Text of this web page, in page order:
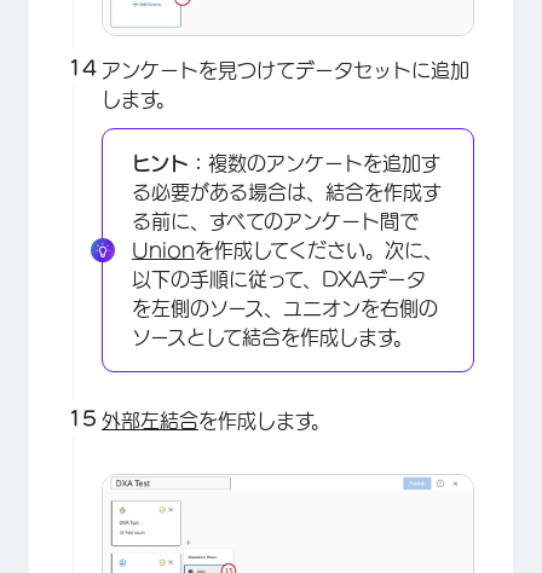
×
×
アンケートを見つけてデータセットに追加
します。
ヒント： 複数のアンケートを追加す
る必要がある場合は、結合を作成す
る前に、すべてのアンケート間で
Unionを作成してください。次に、
以下の手順に従って、DXAデータ
を左側のソース、ユニオンを右側の
ソースとして結合を作成します。
外部左結合を作成します。